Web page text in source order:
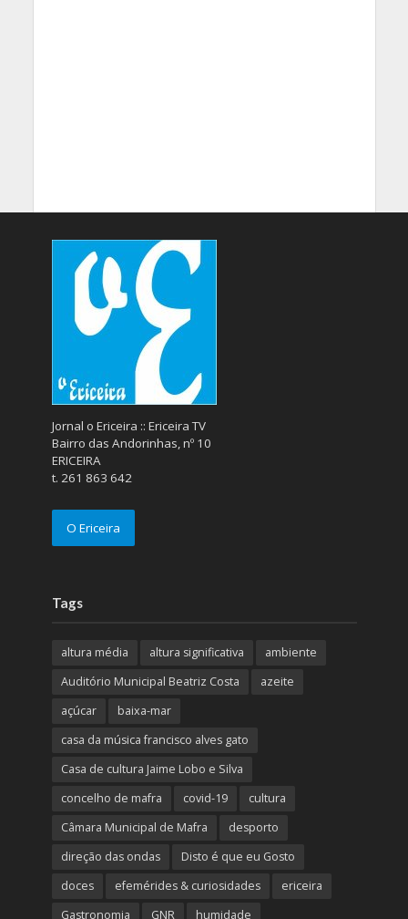
Jornal o Ericeira :: Ericeira TV
Bairro das Andorinhas, nº 10
ERICEIRA
t. 261 863 642
O Ericeira
Tags
altura média altura significativa
ambiente
Auditório Municipal Beatriz Costa
azeite
açúcar
baixa-mar
casa da música francisco alves gato
Casa de cultura Jaime Lobo e Silva
concelho de mafra
covid-19
cultura
Câmara Municipal de Mafra
desporto
direção das ondas
Disto é que eu Gosto
doces
efemérides & curiosidades
ericeira
Gastronomia
GNR humidade